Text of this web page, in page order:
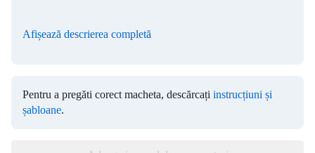
Afișează descrierea completă
Pentru a pregăti corect macheta, descărcați instrucțiuni și
șabloane.